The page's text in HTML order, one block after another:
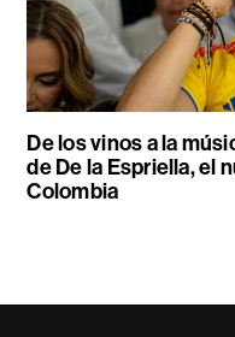
De los vinos a la
de De la Espriella, el
Colombia